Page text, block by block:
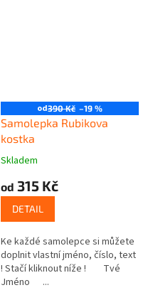
od390 Kč –19 %
Samolepka Rubikova
kostka
Skladem
od 315 Kč
DETAIL
Ke každé samolepce si můžete
doplnit vlastní jméno, číslo, text
! Stačí kliknout níže ! Tvé
Jméno ...